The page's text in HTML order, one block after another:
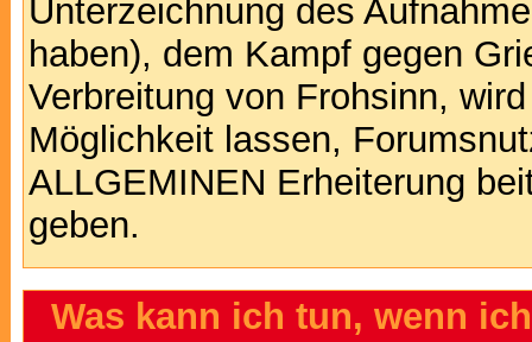
Unterzeichnung des
haben), dem Kampf gegen
Verbreitung von Frohsinn,
Möglichkeit lassen,
ALLGEMINEN Erheiterung
geben.
Was kann ich tun, wenn